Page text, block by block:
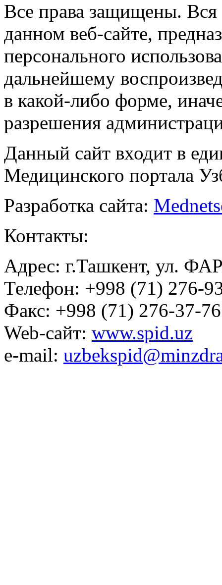
Все права защищены.
данном веб-сайте,
персонального
дальнейшему
в какой-либо форме,
разрешения
Данный сайт входит в
Медицинского портала
Разработка сайта:
Контакты:
Адрес: г.Ташкент, ул.
Телефон: +998 (71) 276-
Факс: +998 (71) 276-37-76
Web-сайт: www.spid.uz
e-mail: